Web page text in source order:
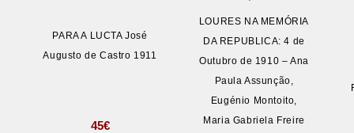
PARA A LUCTA José
Augusto de Castro 1911
45€
LOURES NA MEMÓRIA
DA REPUBLICA: 4 de
Outubro de 1910 – Ana
Paula Assunção,
Eugénio Montoito,
Maria Gabriela Freire